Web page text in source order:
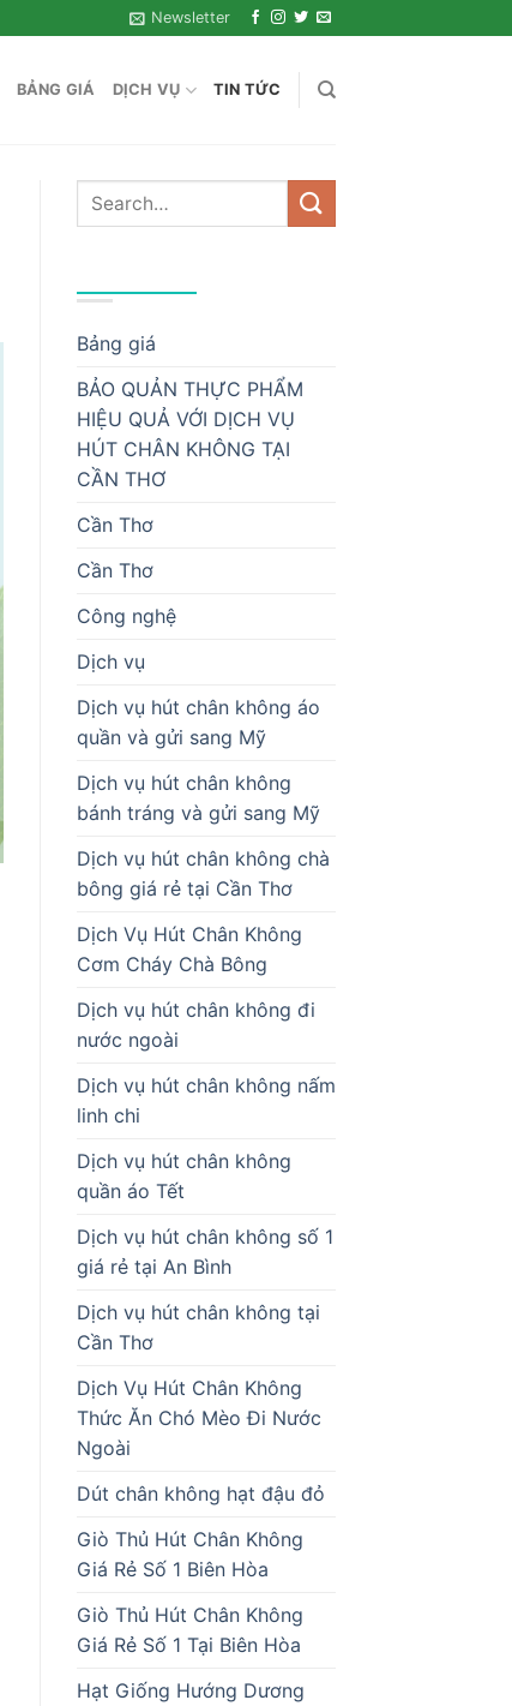
Newsletter
BẢNG GIÁ DỊCH VỤ TIN TỨC
Bảng giá
BẢO QUẢN THỰC PHẨM
HIỆU QUẢ VỚI DỊCH VỤ
HÚT CHÂN KHÔNG TẠI
CẦN THƠ
Cần Thơ
Cần Thơ
Công nghệ
Dịch vụ
Dịch vụ hút chân không áo
quần và gửi sang Mỹ
Dịch vụ hút chân không
bánh tráng và gửi sang Mỹ
Dịch vụ hút chân không chà
bông giá rẻ tại Cần Thơ
Dịch Vụ Hút Chân Không
Cơm Cháy Chà Bông
Dịch vụ hút chân không đi
nước ngoài
Dịch vụ hút chân không nấm
linh chi
Dịch vụ hút chân không
quần áo Tết
Dịch vụ hút chân không số 1
giá rẻ tại An Bình
Dịch vụ hút chân không tại
Cần Thơ
Dịch Vụ Hút Chân Không
Thức Ăn Chó Mèo Đi Nước
Ngoài
Dút chân không hạt đậu đỏ
Giò Thủ Hút Chân Không
Giá Rẻ Số 1 Biên Hòa
Giò Thủ Hút Chân Không
Giá Rẻ Số 1 Tại Biên Hòa
Hạt Giống Hướng Dương